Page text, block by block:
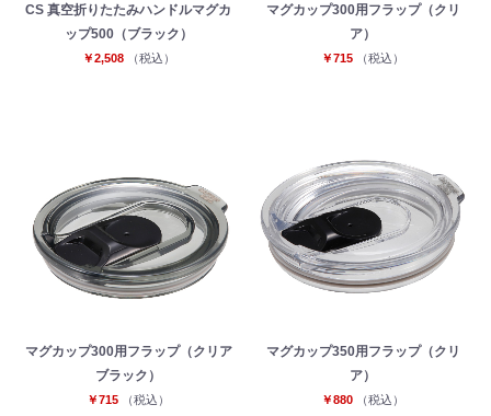
CS 真空折りたたみハンドルマグカ
ップ500（ブラック）
￥2,508 （税込）
マグカップ300用フラップ（クリ
ア）
￥715 （税込）
マグカップ300用フラップ（クリア
ブラック）
￥715 （税込）
マグカップ350用フラップ（クリ
ア）
￥880 （税込）